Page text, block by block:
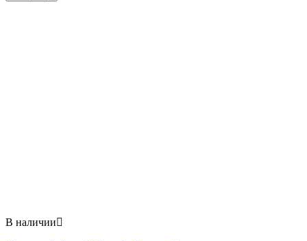
В наличии